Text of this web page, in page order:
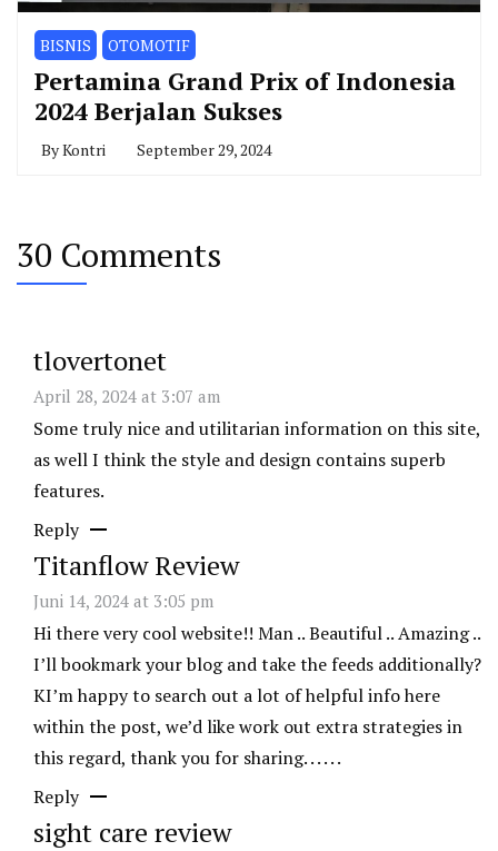
BISNIS OTOMOTIF
Pertamina Grand Prix of Indonesia
2024 Berjalan Sukses
ByKontri September 29, 2024
30 Comments
tlovertonet
April 28, 2024 at 3:07 am
Some truly nice and utilitarian information on this site,
as well I think the style and design contains superb
features.
Reply
Titanflow Review
Juni 14, 2024 at 3:05 pm
Hi there very cool website!! Man .. Beautiful .. Amazing ..
I’ll bookmark your blog and take the feeds additionally?
KI’m happy to search out a lot of helpful info here
within the post, we’d like work out extra strategies in
this regard, thank you for sharing. . . . . .
Reply
sight care review